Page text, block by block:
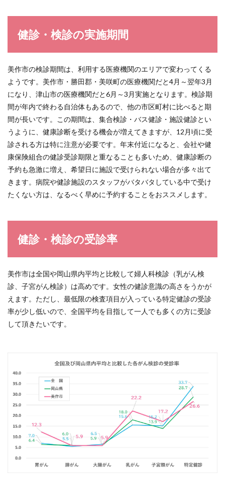
健診・検診の実施期間
美作市の検診期間は、利用する医療機関のエリアで変わってくる
ようです。美作市・勝田郡・美咲町の医療機関だと4月～翌年3月
になり、津山市の医療機関だと6月～3月実施となります。検診期
間が年内で終わる自治体もあるので、他の市区町村に比べると期
間が長いです。この期間は、集合検診・バス健診・施設健診とい
うように、健康診断を受ける機会が増えてきますが、12月頃に受
診される方は特に注意が必要です。年末付近になると、会社や健
康保険組合の健診受診期限と重なることも多いため、健康診断の
予約も急激に増え、希望日に施設で受けられない場合が多々出て
きます。病院や健診施設のスタッフがバタバタしている中で受け
たくない方は、なるべく早めに予約することをおススメします。
健診・検診の受診率
美作市は全国や岡山県内平均と比較して婦人科検診（乳がん検
診、子宮がん検診）は高めです。女性の健診意識の高さをうかが
えます。ただし、最低限の検査項目が入っている特定健診の受診
率が少し低いので、全国平均を目指して一人でも多くの方に受診
して頂きたいです。